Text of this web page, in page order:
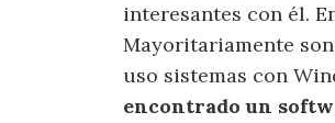
interesantes con él.
Mayoritariamente
uso sistemas con
encontrado un